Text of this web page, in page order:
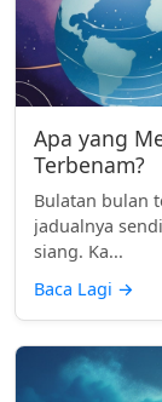
Apa yang
Terbenam?
Bulatan bulan
jadualnya
siang. Ka...
Baca Lagi →